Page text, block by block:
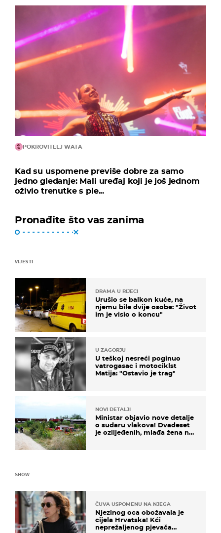
POKROVITELJ WATA
Kad su uspomene previše dobre za samo
jedno gledanje: Mali uređaj koji je još jednom
oživio trenutke s ple...
Pronađite što vas zanima
VIJESTI
DRAMA U RIJECI
Urušio se balkon kuće, na
njemu bile dvije osobe: "Život
im je visio o koncu"
U ZAGORJU
U teškoj nesreći poginuo
vatrogasac i motociklst
Matija: "Ostavio je trag"
NOVI DETALJI
Ministar objavio nove detalje
o sudaru vlakova! Dvadeset
je ozlijeđenih, mlađa žena na
SHOW
ČUVA USPOMENU NA NJEGA
Njezinog oca obožavala je
cijela Hrvatska! Kći
neprežaljenog pjevača